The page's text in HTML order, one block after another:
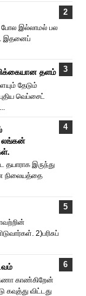
போல இல்லாமல் பல
இதனைப்
தளம்
தேடும்
வெப்சைட்
லங்கன்
தயாராக இருந்து
நிலையத்தை
2)பரிசுப்
காண்கிறேன்
விட்டது